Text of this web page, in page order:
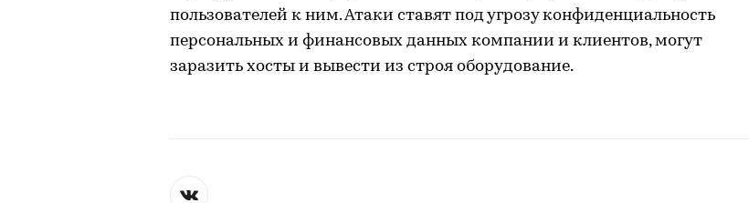
пользователей к ним. Атаки ставят под угрозу конфиденциальность
персональных и финансовых данных компании и клиентов, могут
заразить хосты и вывести из строя оборудование.